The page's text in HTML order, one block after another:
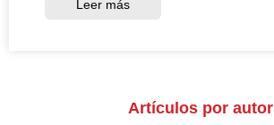
Leer más
Artículos por autor